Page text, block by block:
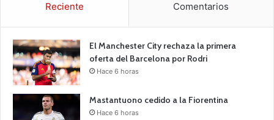
Reciente Comentarios
El Manchester City rechaza la primera
oferta del Barcelona por Rodri
Hace 6 horas
Mastantuono cedido a la Fiorentina
Hace 6 horas